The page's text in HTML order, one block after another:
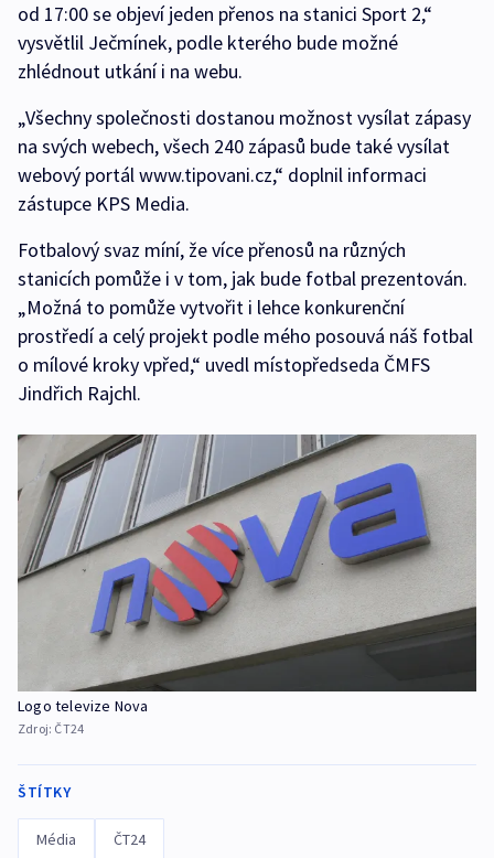
od 17:00 se objeví jeden přenos na stanici Sport 2,“
vysvětlil Ječmínek, podle kterého bude možné
zhlédnout utkání i na webu.
„Všechny společnosti dostanou možnost vysílat zápasy
na svých webech, všech 240 zápasů bude také vysílat
webový portál www.tipovani.cz,“ doplnil informaci
zástupce KPS Media.
Fotbalový svaz míní, že více přenosů na různých
stanicích pomůže i v tom, jak bude fotbal prezentován.
„Možná to pomůže vytvořit i lehce konkurenční
prostředí a celý projekt podle mého posouvá náš fotbal
o mílové kroky vpřed,“ uvedl místopředseda ČMFS
Jindřich Rajchl.
Logo televize Nova
Zdroj: ČT24
ŠTÍTKY
Média ČT24